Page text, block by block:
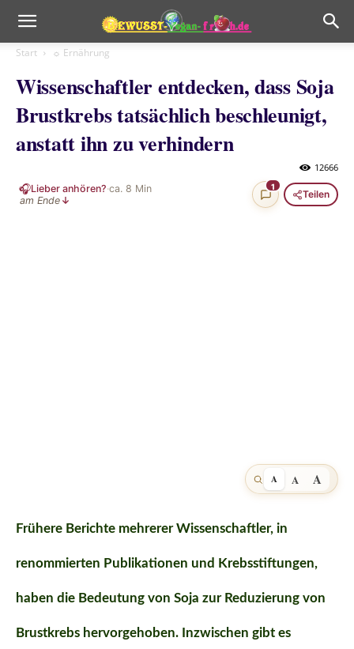
Start ☼ Ernährung
Wissenschaftler entdecken, dass Soja
Brustkrebs tatsächlich beschleunigt,
anstatt ihn zu verhindern
12666
🎧Lieber anhören?·ca. 8 Min
am Ende ↓
1
Teilen
A A A
Frühere Berichte mehrerer Wissenschaftler, in
renommierten Publikationen und Krebsstiftungen,
haben die Bedeutung von Soja zur Reduzierung von
Brustkrebs hervorgehoben. Inzwischen gibt es